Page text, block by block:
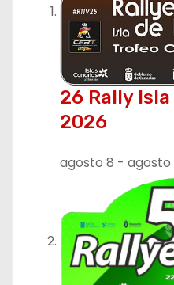
26 Rally
2026
agosto 8 - agosto